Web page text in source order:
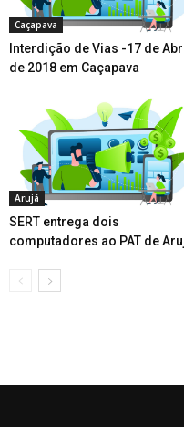
Caçapava
Interdição de Vias -17 de
de 2018 em Caçapava
Arujá
SERT entrega dois
computadores ao PAT de